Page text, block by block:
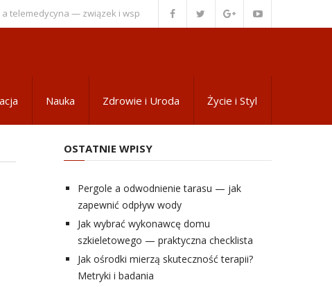
— związek i współpraca Wsparcie psychiczne dla pacjentów z
Nauka Zdrowie i Uroda Życie i Styl
OSTATNIE WPISY
Pergole a odwodnienie tarasu — jak
zapewnić odpływ wody
Jak wybrać wykonawcę domu
szkieletowego — praktyczna checklista
Jak ośrodki mierzą skuteczność terapii?
Metryki i badania